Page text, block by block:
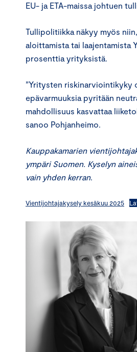
EU- ja ETA-maissa johtuen
Tullipolitiikka näkyy myös
aloittamista tai laajentamista
prosenttia yrityksistä.
”Yritysten riskinarviointikyky
epävarmuuksia pyritään
mahdollisuus kasvattaa
sanoo Pohjanheimo.
Kauppakamarien
ympäri Suomen. Kyselyn
vain yhden kerran.
Vientijohtajakysely kesäkuu 2025